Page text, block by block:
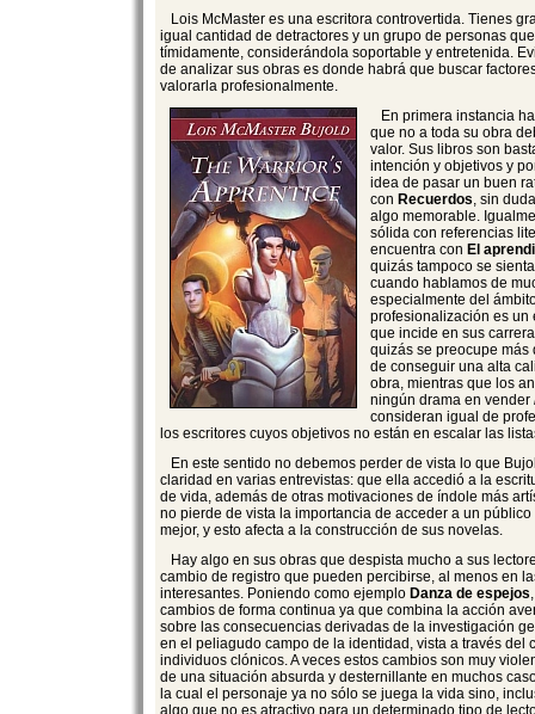
Lois McMaster es una escritora controvertida. Tienes
igual cantidad de detractores y un grupo de personas
tímidamente, considerándola soportable y entretenida.
de analizar sus obras es donde habrá que buscar
valorarla profesionalmente.
En primera instancia
que no a toda su obra
valor. Sus libros son
intención y objetivos y
idea de pasar un buen
con Recuerdos, sin
algo memorable.
sólida con referencias
encuentra con El
quizás tampoco se
cuando hablamos de
especialmente del
profesionalización es un
que incide en sus
quizás se preocupe más
de conseguir una alta
obra, mientras que los
ningún drama en vender
consideran igual de
los escritores cuyos objetivos no están en escalar las
En este sentido no debemos perder de vista lo que
claridad en varias entrevistas: que ella accedió a la
de vida, además de otras motivaciones de índole más
no pierde de vista la importancia de acceder a un
mejor, y esto afecta a la construcción de sus novelas.
Hay algo en sus obras que despista mucho a sus
cambio de registro que pueden percibirse, al menos en
interesantes. Poniendo como ejemplo Danza de espejos
cambios de forma continua ya que combina la acción
sobre las consecuencias derivadas de la investigación
en el peliagudo campo de la identidad, vista a través del
individuos clónicos. A veces estos cambios son muy
de una situación absurda y desternillante en muchos
la cual el personaje ya no sólo se juega la vida sino,
algo que no es atractivo para un determinado tipo de